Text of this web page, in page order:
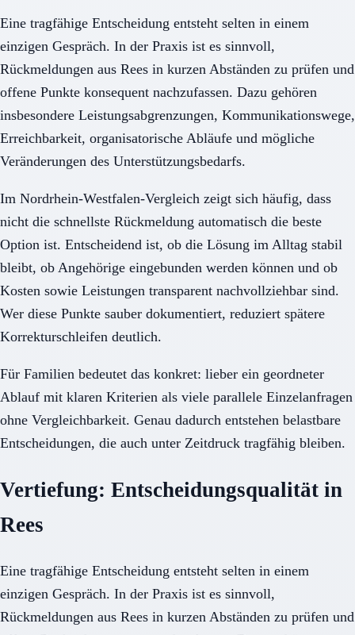
Eine tragfähige Entscheidung entsteht selten in einem
einzigen Gespräch. In der Praxis ist es sinnvoll,
Rückmeldungen aus Rees in kurzen Abständen zu prüfen und
offene Punkte konsequent nachzufassen. Dazu gehören
insbesondere Leistungsabgrenzungen, Kommunikationswege,
Erreichbarkeit, organisatorische Abläufe und mögliche
Veränderungen des Unterstützungsbedarfs.
Im Nordrhein-Westfalen-Vergleich zeigt sich häufig, dass
nicht die schnellste Rückmeldung automatisch die beste
Option ist. Entscheidend ist, ob die Lösung im Alltag stabil
bleibt, ob Angehörige eingebunden werden können und ob
Kosten sowie Leistungen transparent nachvollziehbar sind.
Wer diese Punkte sauber dokumentiert, reduziert spätere
Korrekturschleifen deutlich.
Für Familien bedeutet das konkret: lieber ein geordneter
Ablauf mit klaren Kriterien als viele parallele Einzelanfragen
ohne Vergleichbarkeit. Genau dadurch entstehen belastbare
Entscheidungen, die auch unter Zeitdruck tragfähig bleiben.
Vertiefung: Entscheidungsqualität in
Rees
Eine tragfähige Entscheidung entsteht selten in einem
einzigen Gespräch. In der Praxis ist es sinnvoll,
Rückmeldungen aus Rees in kurzen Abständen zu prüfen und